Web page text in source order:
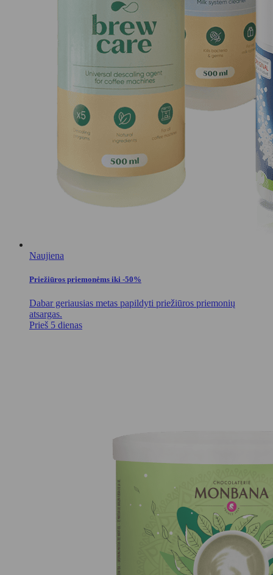
Naujiena
Priežiūros priemonėms iki -50%
Dabar geriausias metas papildyti priežiūros priemonių
atsargas.
Prieš 5 dienas